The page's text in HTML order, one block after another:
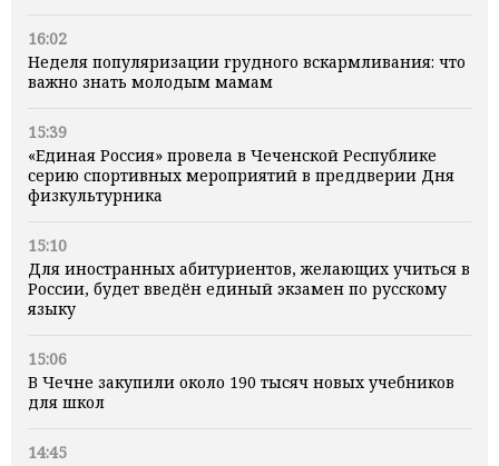
16:02
Неделя популяризации грудного вскармливания: что
важно знать молодым мамам
15:39
«Единая Россия» провела в Чеченской Республике
серию спортивных мероприятий в преддверии Дня
физкультурника
15:10
Для иностранных абитуриентов, желающих учиться в
России, будет введён единый экзамен по русскому
языку
15:06
В Чечне закупили около 190 тысяч новых учебников
для школ
14:45